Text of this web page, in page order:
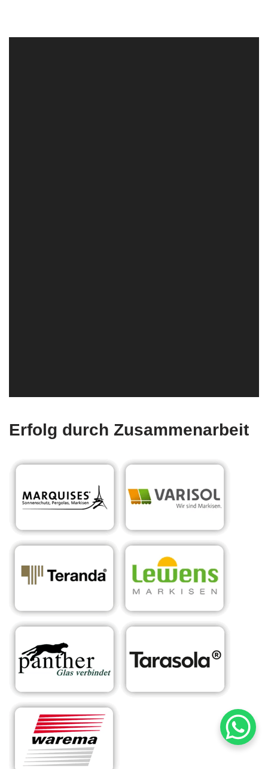
Erfolg durch Zusammenarbeit